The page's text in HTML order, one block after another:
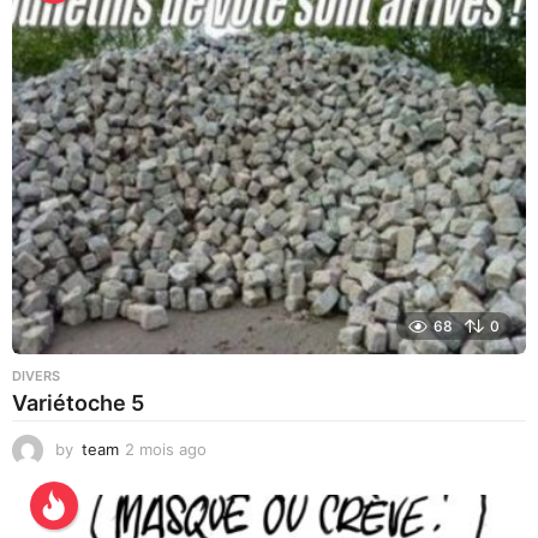
a
i
n
e
s
a
g
o
68 0
DIVERS
Variétoche 5
by team 2 mois ago
e
m